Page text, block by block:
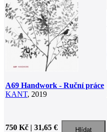
A69 Handwork - Ruční práce
KANT, 2019
750 Kč | 31,65 €